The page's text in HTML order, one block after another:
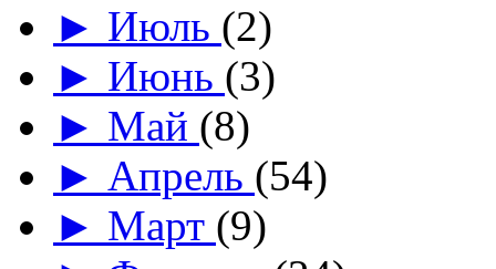
► Июль (2)
► Июнь (3)
► Май (8)
► Апрель (54)
► Март (9)